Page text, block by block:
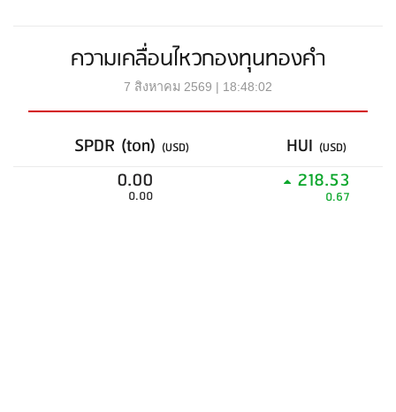
ความเคลื่อนไหวกองทุนทองคำ
7 สิงหาคม 2569 | 18:48:02
SPDR (ton) (USD) HUI (USD)
0.00
0.00
218.53
0.67